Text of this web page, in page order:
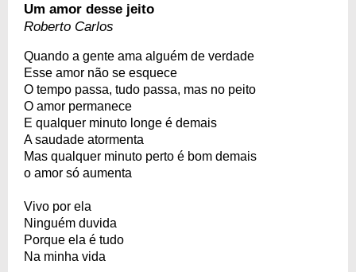
Um amor desse jeito
Roberto Carlos
Quando a gente ama alguém de verdade
Esse amor não se esquece
O tempo passa, tudo passa, mas no peito
O amor permanece
E qualquer minuto longe é demais
A saudade atormenta
Mas qualquer minuto perto é bom demais
o amor só aumenta
Vivo por ela
Ninguém duvida
Porque ela é tudo
Na minha vida